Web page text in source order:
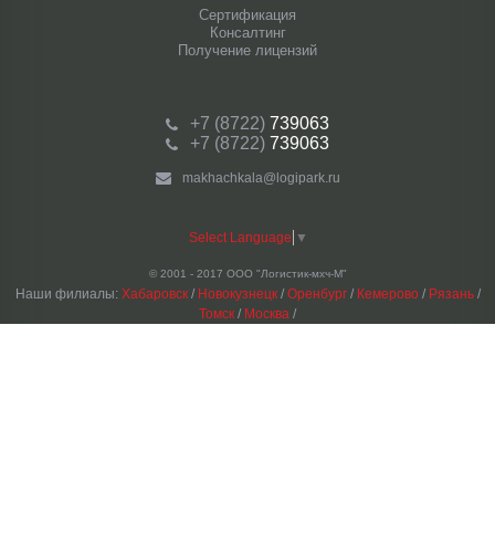
Сертификация
Консалтинг
Получение лицензий
+7 (8722)739063
+7 (8722)739063
makhachkala@logipark.ru
Select Language ▼
© 2001 - 2017 ООО "Логистик-мхч-М"
Наши филиалы: Хабаровск/ Новокузнецк/ Оренбург/ Кемерово / Рязань/
Томск / Москва /